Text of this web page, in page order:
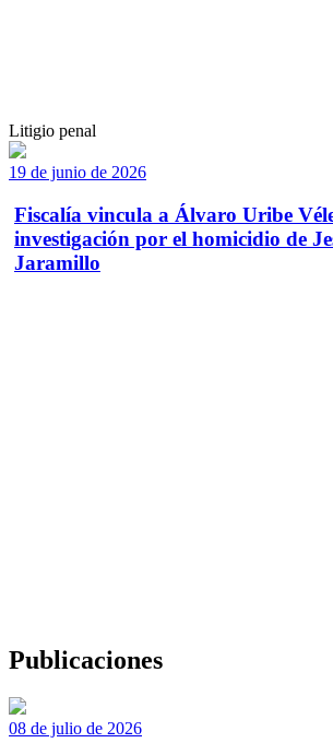
Litigio penal
19 de junio de 2026
Fiscalía vincula a Álvaro Uribe
investigación por el homicidio de
Jaramillo
Publicaciones
08 de julio de 2026